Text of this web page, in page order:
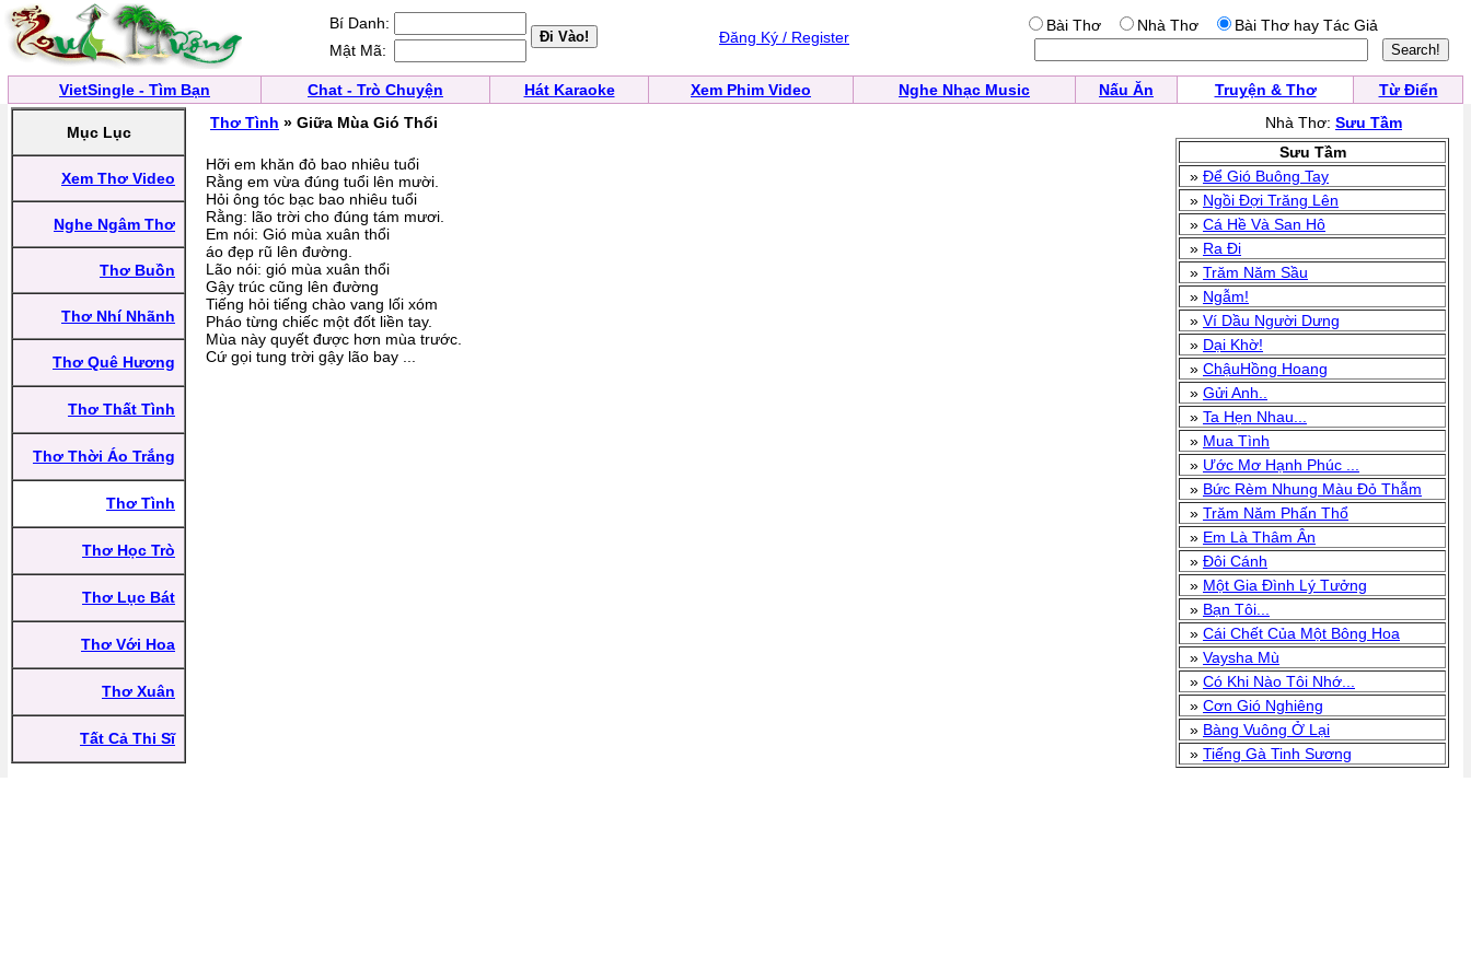
Bí Danh:
Mật Mã:
Đăng Ký / Register
Bài Thơ Nhà Thơ Bài Thơ hay Tác Giả
VietSingle - Tìm Bạn Chat - Trò Chuyện Hát Karaoke Xem Phim Video Nghe Nhạc Music Nấu Ăn Truyện & Thơ Từ Điển
Mục Lục
Xem Thơ Video
Nghe Ngâm Thơ
Thơ Buồn
Thơ Nhí Nhãnh
Thơ Quê Hương
Thơ Thất Tình
Thơ Thời Áo Trắng
Thơ Tình
Thơ Học Trò
Thơ Lục Bát
Thơ Với Hoa
Thơ Xuân
Tất Cả Thi Sĩ
Thơ Tình » Giữa Mùa Gió Thổi Nhà Thơ: Sưu Tầm
Hỡi em khăn đỏ bao nhiêu tuổi
Rằng em vừa đúng tuổi lên mười.
Hỏi ông tóc bạc bao nhiêu tuổi
Rằng: lão trời cho đúng tám mươi.
Em nói: Gió mùa xuân thổi
áo đẹp rũ lên đường.
Lão nói: gió mùa xuân thổi
Gậy trúc cũng lên đường
Tiếng hỏi tiếng chào vang lối xóm
Pháo từng chiếc một đốt liền tay.
Mùa này quyết được hơn mùa trước.
Cứ gọi tung trời gậy lão bay ...
Sưu Tầm
» Để Gió Buông Tay
» Ngồi Đợi Trăng Lên
» Cá Hề Và San Hô
» Ra Đi
» Trăm Năm Sầu
» Ngẫm!
» Ví Dầu Người Dưng
» Dại Khờ!
» ChậuHồng Hoang
» Gửi Anh..
» Ta Hẹn Nhau...
» Mua Tình
» Ước Mơ Hạnh Phúc ...
» Bức Rèm Nhung Màu Đỏ Thẫm
» Trăm Năm Phấn Thổ
» Em Là Thâm Ân
» Đôi Cánh
» Một Gia Đình Lý Tưởng
» Bạn Tôi...
» Cái Chết Của Một Bông Hoa
» Vaysha Mù
» Có Khi Nào Tôi Nhớ...
» Cơn Gió Nghiêng
» Bàng Vuông Ở Lại
» Tiếng Gà Tinh Sương